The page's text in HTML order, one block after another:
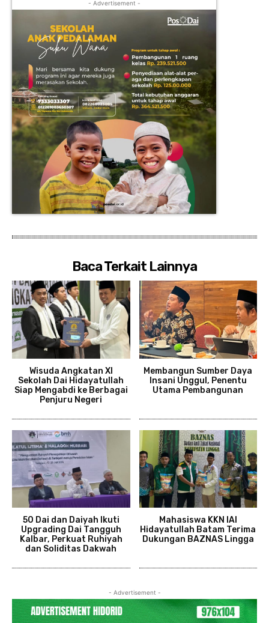
- Advertisement -
Baca Terkait Lainnya
Wisuda Angkatan XI
Sekolah Dai Hidayatullah
Siap Mengabdi ke Berbagai
Penjuru Negeri
Membangun Sumber Daya
Insani Unggul, Penentu
Utama Pembangunan
50 Dai dan Daiyah Ikuti
Upgrading Dai Tangguh
Kalbar, Perkuat Ruhiyah
dan Soliditas Dakwah
Mahasiswa KKN IAI
Hidayatullah Batam Terima
Dukungan BAZNAS Lingga
- Advertisement -